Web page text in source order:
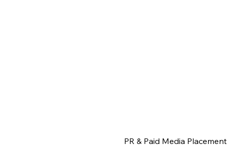
PR & Paid Media Placement